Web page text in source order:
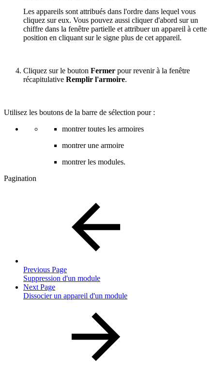
Les appareils sont attribués dans l'ordre dans lequel vous
cliquez sur eux. Vous pouvez aussi cliquer d'abord sur un
chiffre dans la fenêtre partielle et attribuer un appareil à cette
position en cliquant sur le signe plus de cet appareil.
Cliquez sur le bouton Fermer pour revenir à la fenêtre
récapitulative Remplir l'armoire.
Utilisez les boutons de la barre de sélection pour :
montrer toutes les armoires
montrer une armoire
montrer les modules.
Pagination
Previous Page
Suppression d'un module
Next Page
Dissocier un appareil d'un module